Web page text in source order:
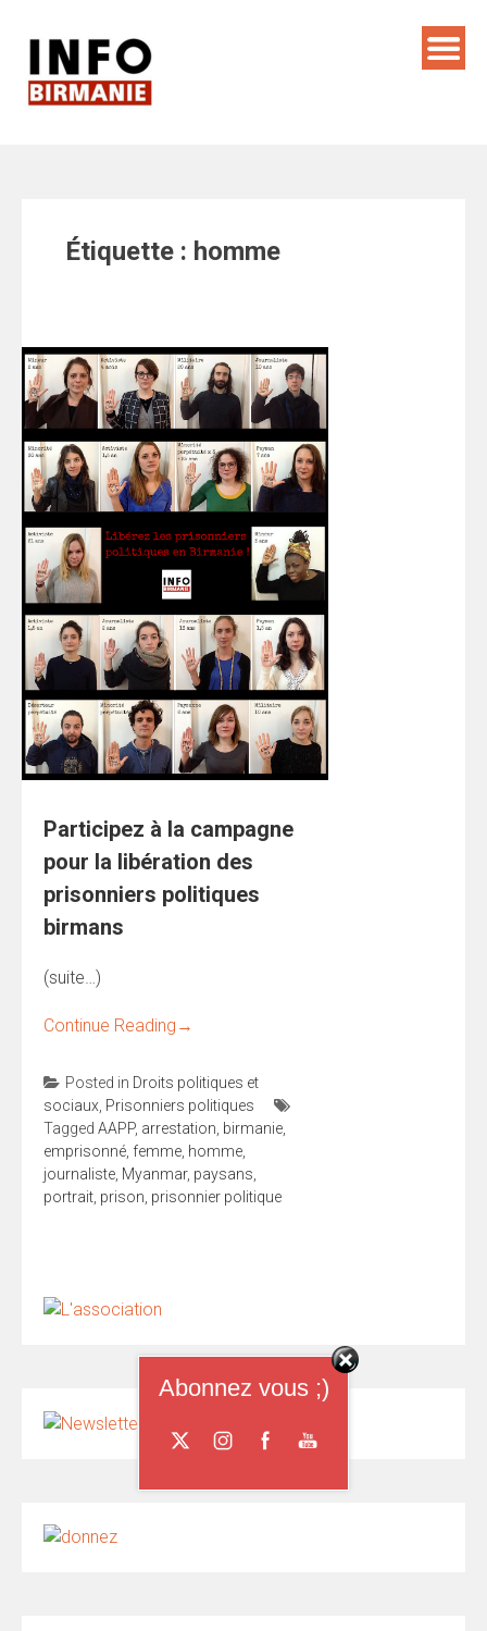
Étiquette : homme
Participez à la campagne
pour la libération des
prisonniers politiques
birmans
(suite…)
Continue Reading →
Posted in Droits politiques et
sociaux Prisonniers politiques
Tagged AAPP, arrestation birmanie
emprisonné femme homme
journaliste Myanmar, paysans
portrait prison prisonnier politique
Abonnez vous ;)